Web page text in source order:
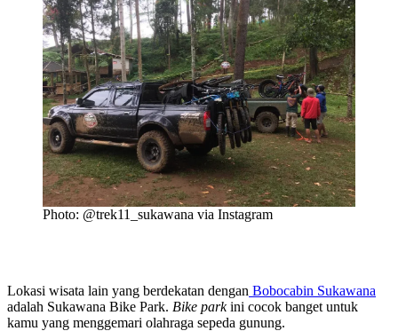
Photo: @trek11_sukawana via Instagram
Lokasi wisata lain yang berdekatan dengan Bobocabin Sukawana
adalah Sukawana Bike Park. Bike parkini cocok banget untuk
kamu yang menggemari olahraga sepeda gunung.